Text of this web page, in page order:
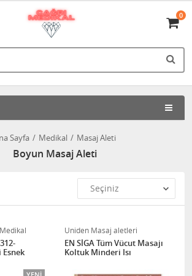
0
Sayfa Medikal Masaj Aleti
Boyun Masaj Aleti
Esnek
Uniden Masaj aletleri
EN SİGA Tüm Vücut Masajı
Koltuk Minderi Isı